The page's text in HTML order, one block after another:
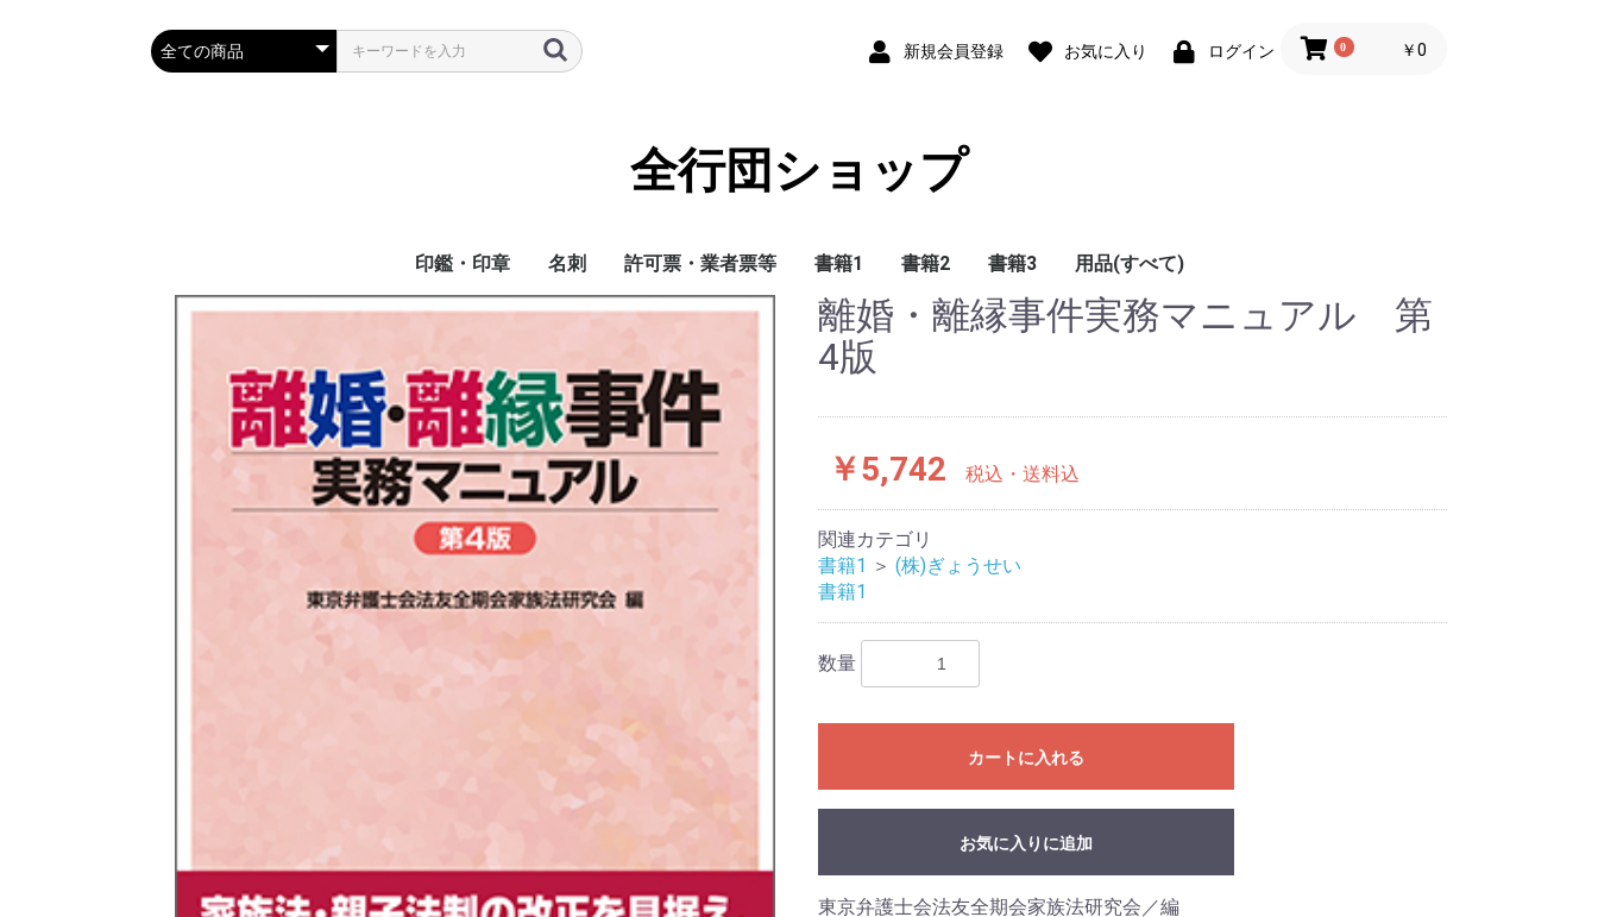
新規会員登録 お気に入り ログイン 0 ￥0
全行団ショップ
印鑑・印章 名刺
黒印刷徽章
型押し徽章
金箔押し徽章
ユキマサくん型名刺
デジタル名刺
許可票・業者票等
建設業の許可票
宅地建物取引業者票
登録電気工事業者届出
建築士事務所登録票
測量業者登録標
解体工事業者登録票
産業廃棄物収集運搬業
産業廃棄物収集運搬車
行政書士会員章・事務
書籍1
(株)明石書店
(株)学陽書房
(株)ぎょうせい
(一社)金融財政事情研
究会
(株)弘文堂
書籍2
三協法規出版(株)
新日本法規出版(株)
(株)清文社
(株)税務経理協会
(株)大成出版社
東京法令出版(株)
書籍3
日本加除出版(株)
(株)日本評論社
(株)日本法令
(株)はっぴぃandプロ
北樹出版
民事法研究会
(株)有斐閣
用品(すべて)
ユキマサくんグッズ
刊行物
その他用品
離婚・離縁事件実務マニュアル 第
4版
￥5,742 税込・送料込
関連カテゴリ
書籍1 ＞ (株)ぎょうせい
書籍1
数量
カートに入れる
お気に入りに追加
東京弁護士会法友全期会家族法研究会／編